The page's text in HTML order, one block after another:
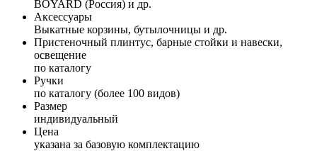
BOYARD (Россия) и др.
Аксессуары
Выкатные корзины, бутылочницы и др.
Пристеночный плинтус, барные стойки и навески,
освещение
по каталогу
Ручки
по каталогу (более 100 видов)
Размер
индивидуальный
Цена
указана за базовую комплектацию